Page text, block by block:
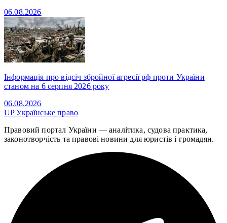
06.08.2026
Інформація про відсіч збройної агресії рф проти України
станом на 6 серпня 2026 року
06.08.2026
UPУкраїнське право
Правовий портал України — аналітика, судова практика,
законотворчість та правові новини для юристів і громадян.